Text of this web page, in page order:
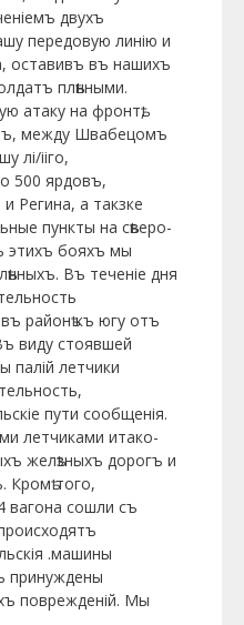
двухъ
передовую линію и
оставивъ въ нашихъ
плѣнными.
атаку на фронтѣ,
между Швабецомъ
лі/ііго,
500 ярдовъ,
Регина, а такзке
пункты на сѣверо-
этихъ бояхъ мы
Въ теченіе дня
районѣ къ югу отъ
виду стоявшей
палій летчики
пути сообщенія.
летчиками итако-
желѣзныхъ дорогъ и
того,
вагона сошли съ
.машины
принуждены
поврежденій. Мы